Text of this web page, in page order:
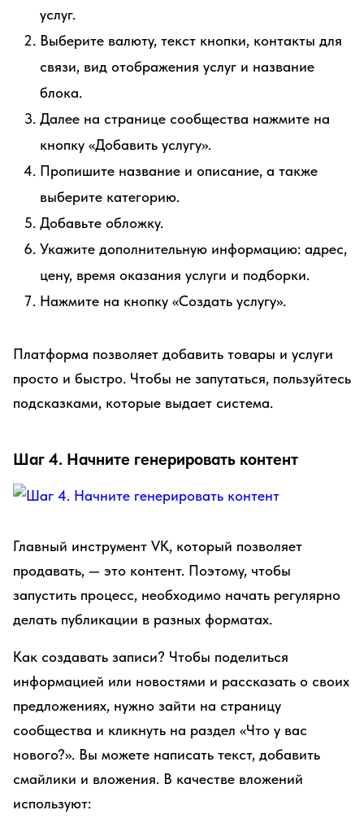
услуг.
Выберите валюту, текст кнопки, контакты для
связи, вид отображения услуг и название
блока.
Далее на странице сообщества нажмите на
кнопку «Добавить услугу».
Пропишите название и описание, а также
выберите категорию.
Добавьте обложку.
Укажите дополнительную информацию: адрес,
цену, время оказания услуги и подборки.
Нажмите на кнопку «Создать услугу».
Платформа позволяет добавить товары и услуги
просто и быстро. Чтобы не запутаться, пользуйтесь
подсказками, которые выдает система.
Шаг 4. Начните генерировать контент
Главный инструмент VK, который позволяет
продавать, — это контент. Поэтому, чтобы
запустить процесс, необходимо начать регулярно
делать публикации в разных форматах.
Как создавать записи? Чтобы поделиться
информацией или новостями и рассказать о своих
предложениях, нужно зайти на страницу
сообщества и кликнуть на раздел «Что у вас
нового?». Вы можете написать текст, добавить
смайлики и вложения. В качестве вложений
используют: